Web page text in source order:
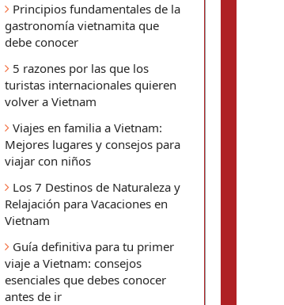
Principios fundamentales de la
gastronomía vietnamita que
debe conocer
5 razones por las que los
turistas internacionales quieren
volver a Vietnam
Viajes en familia a Vietnam:
Mejores lugares y consejos para
viajar con niños
Los 7 Destinos de Naturaleza y
Relajación para Vacaciones en
Vietnam
Guía definitiva para tu primer
viaje a Vietnam: consejos
esenciales que debes conocer
antes de ir